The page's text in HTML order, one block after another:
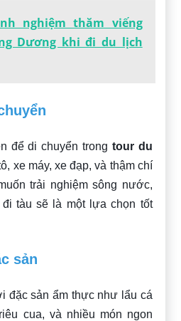
nghiệm thăm viếng
Dương khi đi du lịch
để di chuyển trong tour du
xe máy, xe đạp, và thậm chí
trải nghiệm sông nước,
tàu sẽ là một lựa chọn tốt
sản
đặc sản ẩm thực như lẩu cá
cua, và nhiều món ngon